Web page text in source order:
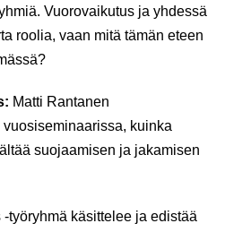
Vuorovaikutus ja yhdessä
roolia, vaan mitä tämän eteen
Matti Rantanen
kuinka
suojaamisen ja jakamisen
työryhmä käsittelee ja edistää